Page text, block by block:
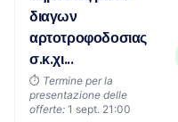
διαγων
αρτοτροφοδοσιας
σ.κ.χι...
⏱️ Termine per la
presentazione delle
offerte: 1 sept. 21:00